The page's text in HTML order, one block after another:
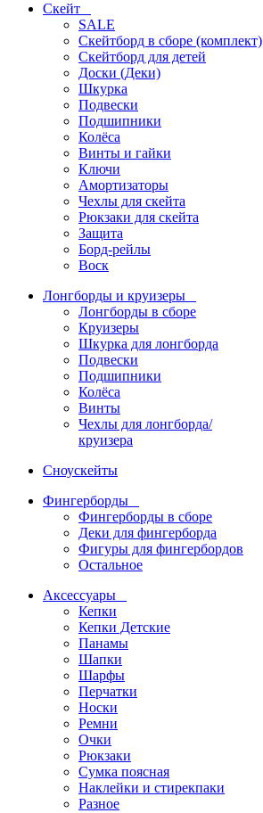
Скейт
SALE
Скейтборд в сборе (комплект)
Скейтборд для детей
Доски (Деки)
Шкурка
Подвески
Подшипники
Колёса
Винты и гайки
Ключи
Амортизаторы
Чехлы для скейта
Рюкзаки для скейта
Защита
Борд-рейлы
Воск
Лонгборды и круизеры
Лонгборды в сборе
Круизеры
Шкурка для лонгборда
Подвески
Подшипники
Колёса
Винты
Чехлы для лонгборда/
круизера
Сноускейты
Фингерборды
Фингерборды в сборе
Деки для фингерборда
Фигуры для фингербордов
Остальное
Аксессуары
Кепки
Кепки Детские
Панамы
Шапки
Шарфы
Перчатки
Носки
Ремни
Очки
Рюкзаки
Сумка поясная
Наклейки и стирекпаки
Разное